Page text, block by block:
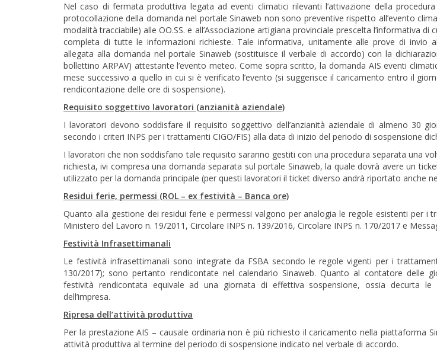
Nel caso di fermata produttiva legata ad eventi climatici rilevanti l’attivazione della
protocollazione della domanda nel portale Sinaweb non sono preventive rispetto all’evento
modalità tracciabile) alle OO.SS. e all’Associazione artigiana provinciale prescelta l’informativa di
completa di tutte le informazioni richieste. Tale informativa, unitamente alle prove di invio
allegata alla domanda nel portale Sinaweb (sostituisce il verbale di accordo) con la
bollettino ARPAV) attestante l’evento meteo. Come sopra scritto, la domanda AIS eventi
mese successivo a quello in cui si è verificato l’evento (si suggerisce il caricamento entro il
rendicontazione delle ore di sospensione).
Requisito soggettivo lavoratori (anzianità aziendale)
I lavoratori devono soddisfare il requisito soggettivo dell’anzianità aziendale di almeno 30
secondo i criteri INPS per i trattamenti CIGO/FIS) alla data di inizio del periodo di sospensione
I lavoratori che non soddisfano tale requisito saranno gestiti con una procedura separata una
richiesta, ivi compresa una domanda separata sul portale Sinaweb, la quale dovrà avere un
utilizzato per la domanda principale (per questi lavoratori il ticket diverso andrà riportato anche
Residui ferie, permessi (ROL – ex festività – Banca ore)
Quanto alla gestione dei residui ferie e permessi valgono per analogia le regole esistenti per i
Ministero del Lavoro n. 19/2011, Circolare INPS n. 139/2016, Circolare INPS n. 170/2017 e
Festività Infrasettimanali
Le festività infrasettimanali sono integrate da FSBA secondo le regole vigenti per i
130/2017); sono pertanto rendicontate nel calendario Sinaweb. Quanto al contatore delle
festività rendicontata equivale ad una giornata di effettiva sospensione, ossia decurta
dell’impresa.
Ripresa dell’attività produttiva
Per la prestazione AIS – causale ordinaria non è più richiesto il caricamento nella piattaforma
attività produttiva al termine del periodo di sospensione indicato nel verbale di accordo.